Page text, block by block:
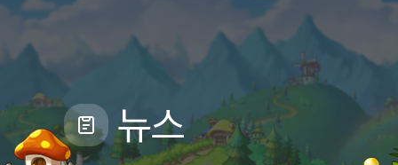
공지사항
업데이트
캐시샵 공지
메이플 알림판
with maple
게임정보
직업소개
확률형 아이템
NEXON NOW
뉴스